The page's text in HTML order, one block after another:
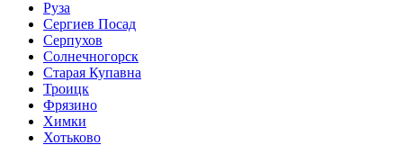
Руза
Сергиев Посад
Серпухов
Солнечногорск
Старая Купавна
Троицк
Фрязино
Химки
Хотьково